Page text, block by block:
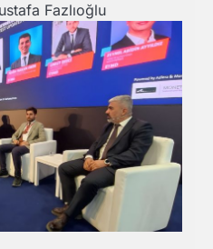
Fazlıoğlu